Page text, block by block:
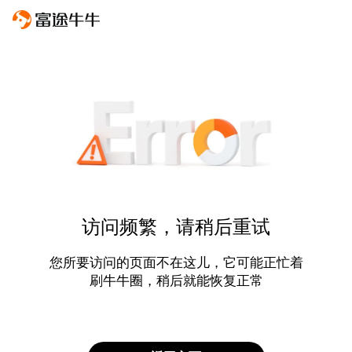
访问频繁，请稍后重试
您所要访问的页面不在这儿，它可能正忙着
刷牛牛圈，稍后就能恢复正常